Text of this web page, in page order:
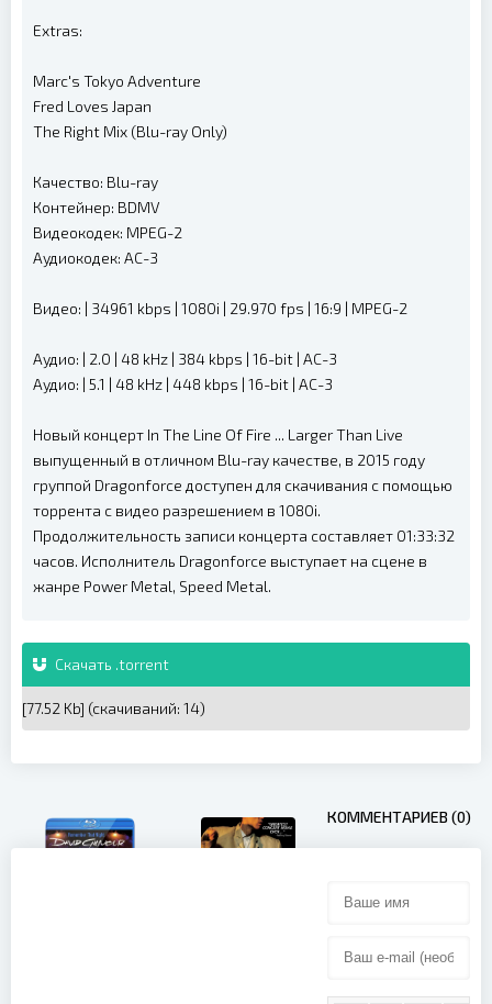
Extras:
Marc's Tokyo Adventure
Fred Loves Japan
The Right Mix (Blu-ray Only)
Качество: Blu-ray
Контейнер: BDMV
Видеокодек: MPEG-2
Аудиокодек: AC-3
Видео: | 34961 kbps | 1080i | 29.970 fps | 16:9 | MPEG-2
Аудио: | 2.0 | 48 kHz | 384 kbps | 16-bit | AC-3
Аудио: | 5.1 | 48 kHz | 448 kbps | 16-bit | AC-3
Новый концерт In The Line Of Fire ... Larger Than Live
выпущенный в отличном Blu-ray качестве, в 2015 году
группой Dragonforce доступен для скачивания с помощью
торрента с видео разрешением в 1080i.
Продолжительность записи концерта составляет 01:33:32
часов. Исполнитель Dragonforce выступает на сцене в
жанре Power Metal, Speed Metal.
Скачать .torrent
[77.52 Kb] (cкачиваний: 14)
КОММЕНТАРИЕВ (0)